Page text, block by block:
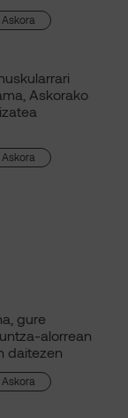
Askora
Askorako
Askora
gure
alorrean
daitezen
Askora